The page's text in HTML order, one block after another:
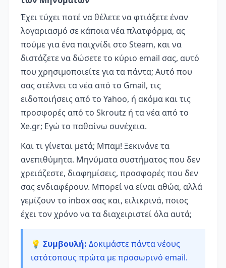
Έχει τύχει ποτέ να θέλετε να φτιάξετε έναν
λογαριασμό σε κάποια νέα πλατφόρμα, ας
πούμε για ένα παιχνίδι στο Steam, και να
διστάζετε να δώσετε το κύριο email σας, αυτό
που χρησιμοποιείτε για τα πάντα; Αυτό που
σας στέλνει τα νέα από το Gmail, τις
ειδοποιήσεις από το Yahoo, ή ακόμα και τις
προσφορές από το Skroutz ή τα νέα από το
Xe.gr; Εγώ το παθαίνω συνέχεια.
Και τι γίνεται μετά; Μπαμ! Ξεκινάνε τα
ανεπιθύμητα. Μηνύματα συστήματος που δεν
χρειάζεστε, διαφημίσεις, προσφορές που δεν
σας ενδιαφέρουν. Μπορεί να είναι αθώα, αλλά
γεμίζουν το inbox σας και, ειλικρινά, ποιος
έχει τον χρόνο να τα διαχειριστεί όλα αυτά;
💡 Συμβουλή: Δοκιμάστε πάντα νέους
ιστότοπους πρώτα με προσωρινό email.